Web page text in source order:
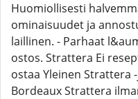
Huomiollisesti
ominaisuudet ja
laillinen. - Parhaat
ostos. Strattera Ei
ostaa Yleinen Strattera
Bordeaux Strattera